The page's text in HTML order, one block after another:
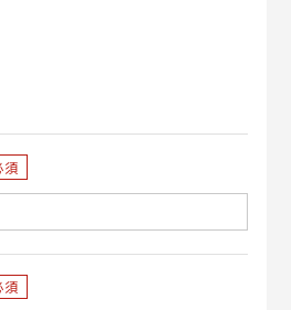
須
須